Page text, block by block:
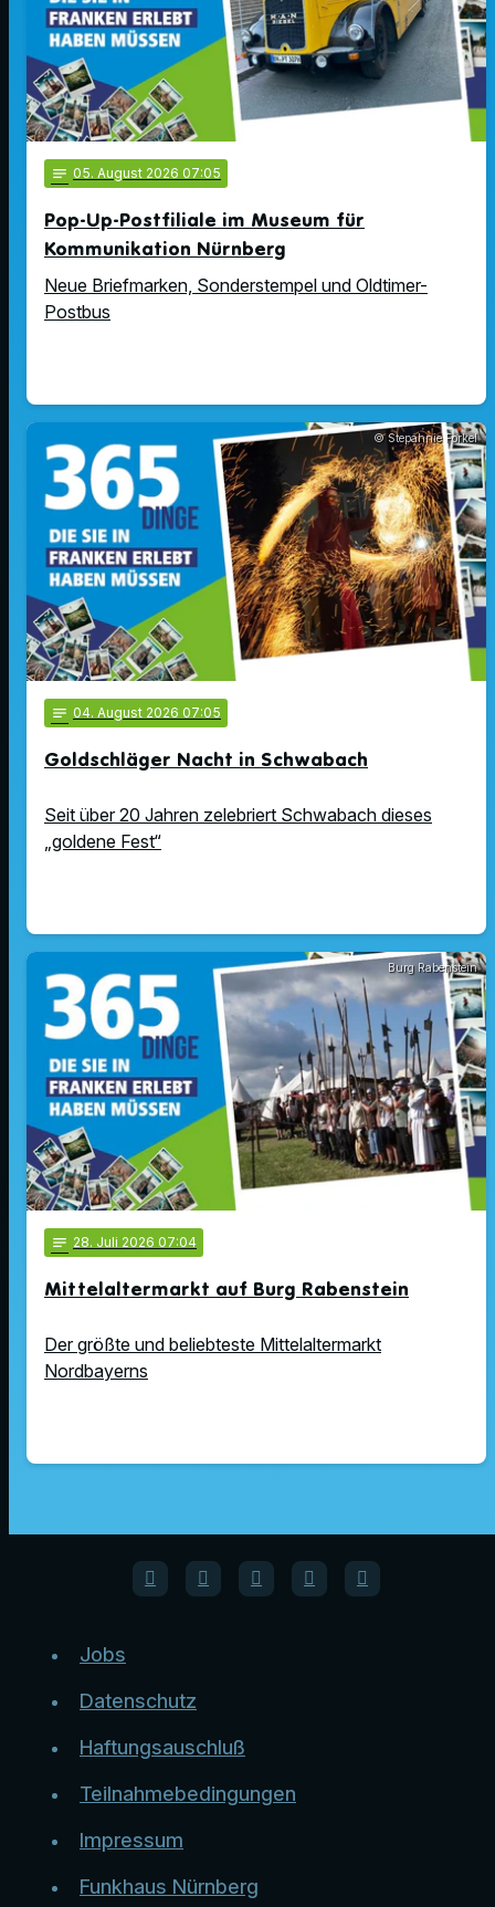
notes 05. August 2026 07:05
Pop-Up-Postfiliale im Museum für
Kommunikation Nürnberg
Neue Briefmarken, Sonderstempel und Oldtimer-
Postbus
© Stepahnie Forkel
notes 04. August 2026 07:05
Goldschläger Nacht in Schwabach
Seit über 20 Jahren zelebriert Schwabach dieses
„goldene Fest“
Burg Rabenstein
notes 28. Juli 2026 07:04
Mittelaltermarkt auf Burg Rabenstein
Der größte und beliebteste Mittelaltermarkt
Nordbayerns
Jobs
Datenschutz
Haftungsauschluß
Teilnahmebedingungen
Impressum
Funkhaus Nürnberg